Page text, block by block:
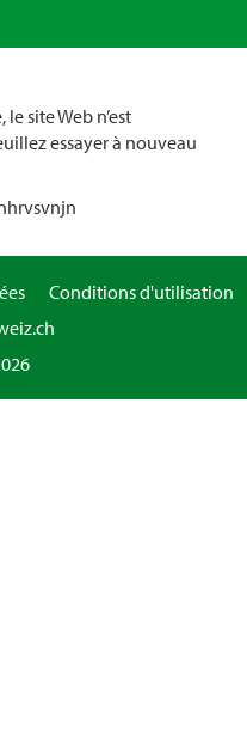
site Web n’est
essayer à nouveau
Conditions d'utilisation